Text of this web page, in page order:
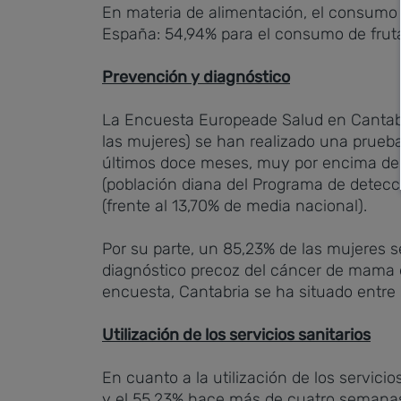
En materia de alimentación, el
España: 54,94% para el consumo de
Prevención y diagnóstico
La Encuesta Europeade Salud en
las mujeres) se han realizado una
últimos doce meses, muy por encima
(población diana del Programa de
(frente al 13,70% de media nacional).
Por su parte, un 85,23% de las mujeres
diagnóstico precoz del cáncer de mama
encuesta, Cantabria se ha situado
Utilización de los servicios sanitarios
En cuanto a la utilización de los